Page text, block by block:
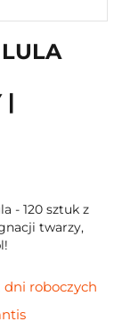
|
- 120 sztuk z
twarzy,
dni roboczych